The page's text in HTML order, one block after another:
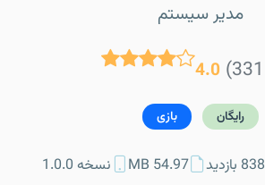
مدیر سیستم
4.0
رایگان بازی
838 بازدید 54.97 MB نسخه 1.0.0